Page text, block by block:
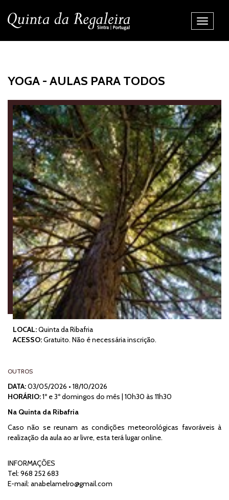
Alternar
YOGA - AULAS PARA TODOS
LOCAL:Quinta da Ribafria
ACESSO:Gratuito. Não é necessária inscrição.
OUTROS
DATA:03/05/2026 • 18/10/2026
HORÁRIO:1º e 3º domingos do mês | 10h30 às 11h30
Na Quinta da Ribafria
Caso não se reunam as condições meteorológicas favoráveis à
realização da aula ao ar livre, esta terá lugar online.
INFORMAÇÕES
Tel: 968 252 683
E-mail: anabelamelro@gmail.com